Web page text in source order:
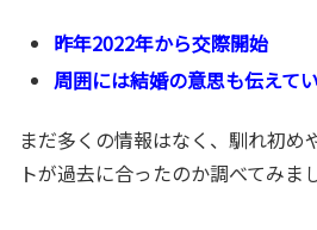
昨年2022年から交際開始
周囲には結婚の意思も伝えて
まだ多くの情報はなく、馴れ初め
トが過去に合ったのか調べてみま